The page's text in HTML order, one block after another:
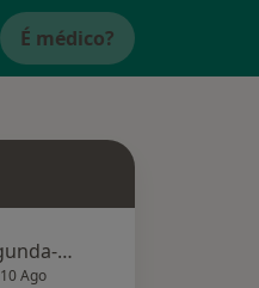
É médico?
Segunda-feira
10 Ago